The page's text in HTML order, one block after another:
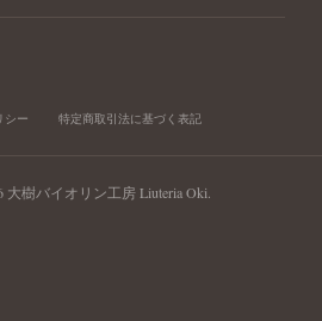
シー 特定商取引法に基づく表記
大樹バイオリン工房 Liuteria Oki